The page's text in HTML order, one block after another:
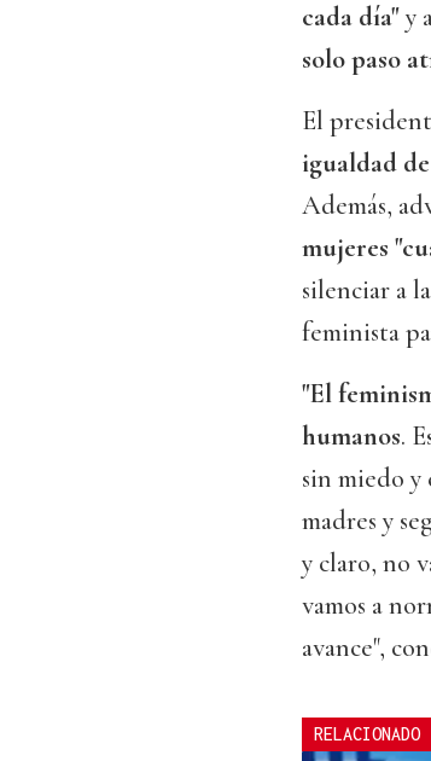
cada día"y
solo paso
El
igualdad
Además,
mujeres
silenciar a
feminista
"El
humanos.
sin miedo y
madres y
y claro, no
vamos a
avance",
RELACIONADO